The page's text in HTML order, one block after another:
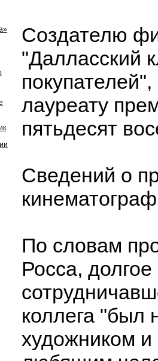
Создателю
"Далласский
лауреату
пятьдесят
Сведений о
По словам
Росса,
коллега "был
художником